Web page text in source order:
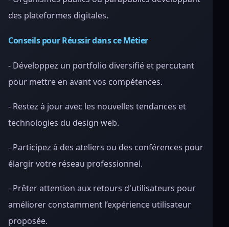
des plateformes digitales.
Conseils pour Réussir dans ce Métier
- Développez un portfolio diversifié et percutant
pour mettre en avant vos compétences.
- Restez à jour avec les nouvelles tendances et
technologies du design web.
- Participez à des ateliers ou des conférences pour
élargir votre réseau professionnel.
- Prêter attention aux retours d'utilisateurs pour
améliorer constamment l’expérience utilisateur
proposée.